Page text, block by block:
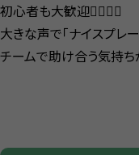
初心者も大歓迎🙆‍♀️🙆‍♂️
大きな声で「ナイスプレー
チームで助け合う気持